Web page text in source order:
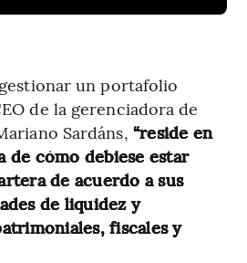
un portafolio
de la gerenciadora de
Sardáns, “reside en
de cómo debiese estar
de acuerdo a sus
de liquidez y
fiscales y